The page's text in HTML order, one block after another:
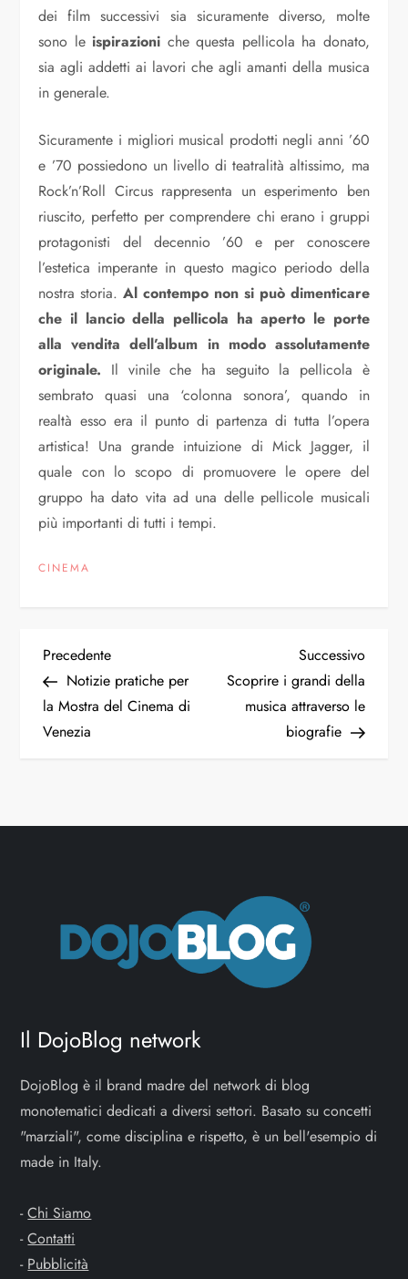
dei film successivi sia sicuramente diverso, molte
sono le ispirazioni che questa pellicola ha donato,
sia agli addetti ai lavori che agli amanti della musica
in generale.
Sicuramente i migliori musical prodotti negli anni ’60
e ’70 possiedono un livello di teatralità altissimo, ma
Rock’n’Roll Circus rappresenta un esperimento ben
riuscito, perfetto per comprendere chi erano i gruppi
protagonisti del decennio ’60 e per conoscere
l’estetica imperante in questo magico periodo della
nostra storia.Al contempo non si può dimenticare
che il lancio della pellicola ha aperto le porte
alla vendita dell’album in modo assolutamente
originale. Il vinile che ha seguito la pellicola è
sembrato quasi una ‘colonna sonora’, quando in
realtà esso era il punto di partenza di tutta l’opera
artistica! Una grande intuizione di Mick Jagger, il
quale con lo scopo di promuovere le opere del
gruppo ha dato vita ad una delle pellicole musicali
più importanti di tutti i tempi.
CINEMA
N
a
v
g
n
e
a
r
t
i
Articolo
precedente
Precedente
Notizie pratiche per
la Mostra del Cinema di
Venezia
Successivo
Scoprire i grandi della
musica attraverso le
biografie
Il DojoBlog network
DojoBlog è il brand madre del network di blog
monotematici dedicati a diversi settori. Basato su concetti
"marziali", come disciplina e rispetto, è un bell'esempio di
made in Italy.
-Chi Siamo
-Contatti
- Pubblicità